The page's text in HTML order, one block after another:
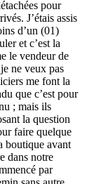
pour
J’étais assis
d’un (01)
et c’est la
le vendeur de
ne veux pas
me font la
que c’est pour
; mais ils
la question
faire quelque
boutique avant
dans notre
par